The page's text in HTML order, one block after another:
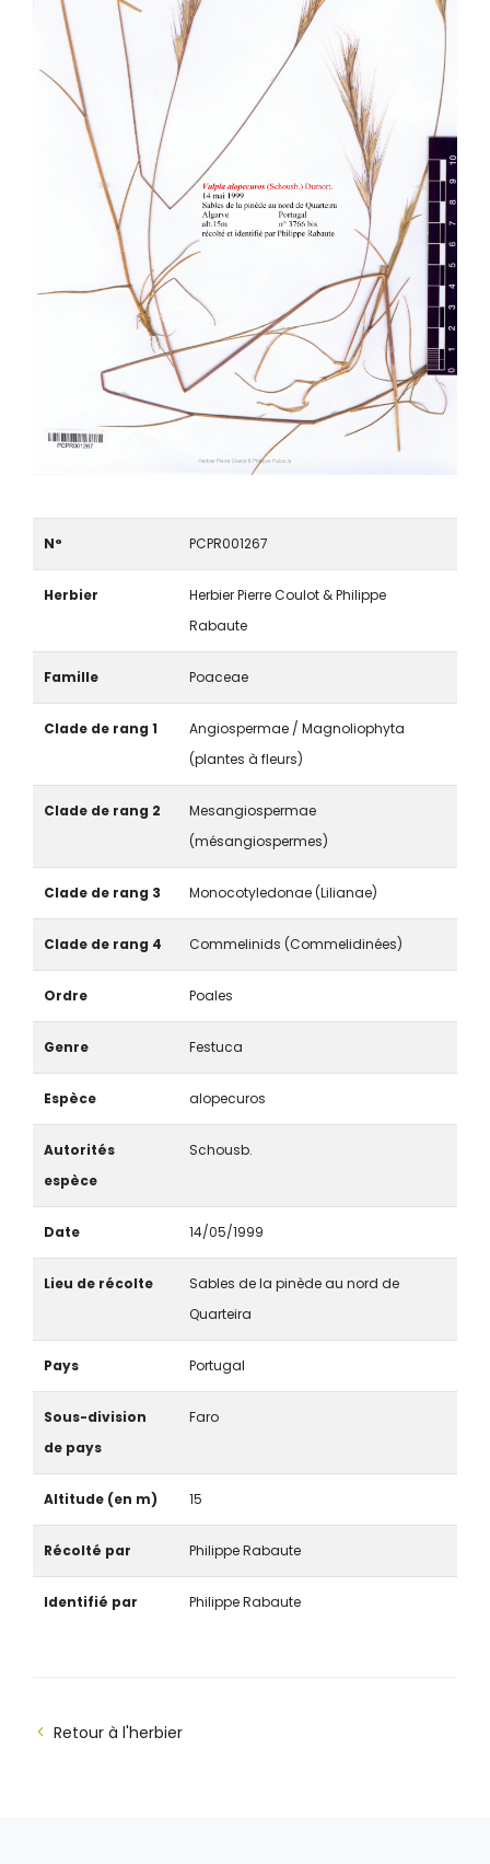
N° PCPR001267
Herbier
Herbier Pierre Coulot & Philippe
Rabaute
Famille Poaceae
Clade de rang 1
Angiospermae / Magnoliophyta
(plantes à fleurs)
Clade de rang 2
Mesangiospermae
(mésangiospermes)
Clade de rang 3 Monocotyledonae (Lilianae)
Clade de rang 4 Commelinids (Commelidinées)
Ordre Poales
Genre Festuca
Espèce alopecuros
Autorités
espèce
Schousb.
Date 14/05/1999
Lieu de récolte
Sables de la pinède au nord de
Quarteira
Pays Portugal
Sous-division
de pays
Faro
Altitude (en m) 15
Récolté par Philippe Rabaute
Identifié par Philippe Rabaute
Retour à l'herbier